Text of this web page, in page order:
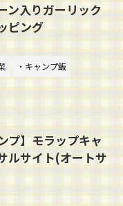
ン入りガーリック
ピング
・キャンプ飯
プ】モラップキャ
ルサイト(オートサ